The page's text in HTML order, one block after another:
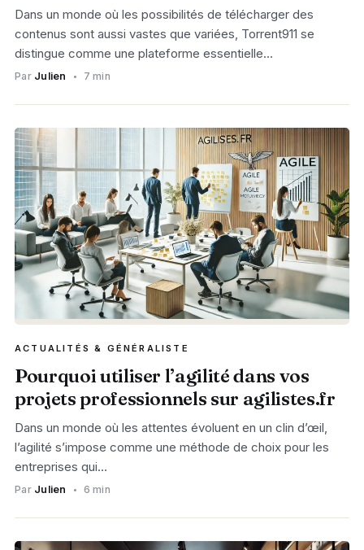
Dans un monde où les possibilités de télécharger des
contenus sont aussi vastes que variées, Torrent911 se
distingue comme une plateforme essentielle…
Par Julien 7 min
ACTUALITÉS & GÉNÉRALISTE
Pourquoi utiliser l’agilité dans vos
projets professionnels sur agilistes.fr
Dans un monde où les attentes évoluent en un clin d’œil,
l’agilité s’impose comme une méthode de choix pour les
entreprises qui…
Par Julien 6 min